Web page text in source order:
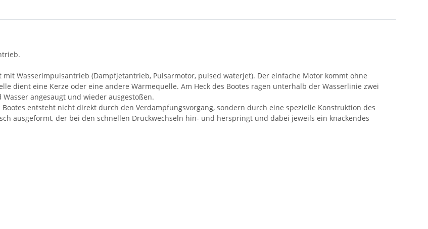
Wasserimpulsantrieb (Dampfjetantrieb, Pulsarmotor, pulsed waterjet). Der einfache Motor kommt ohne
dient eine Kerze oder eine andere Wärmequelle. Am Heck des Bootes ragen unterhalb der Wasserlinie zwei
angesaugt und wieder ausgestoßen.
entsteht nicht direkt durch den Verdampfungsvorgang, sondern durch eine spezielle Konstruktion des
ausgeformt, der bei den schnellen Druckwechseln hin- und herspringt und dabei jeweils ein knackendes